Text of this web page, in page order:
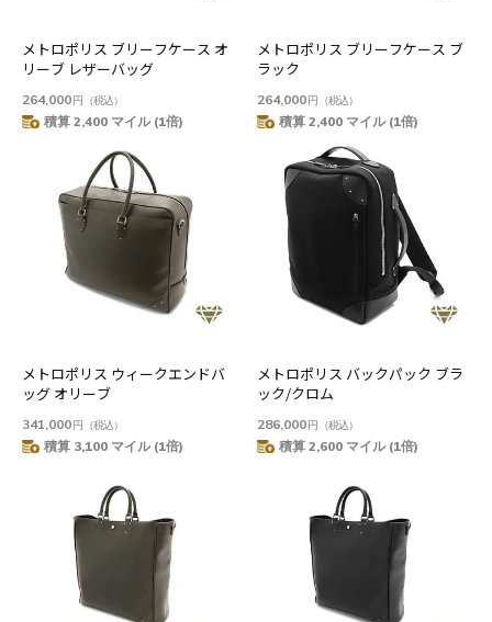
メトロポリス ブリーフケース オ
リーブ レザーバッグ
264,000円 （税込）
積算 2,400 マイル (1倍)
メトロポリス ブリーフケース ブ
ラック
264,000円 （税込）
積算 2,400 マイル (1倍)
メトロポリス ウィークエンドバ
ッグ オリーブ
341,000円 （税込）
積算 3,100 マイル (1倍)
メトロポリス バックパック ブラ
ック/クロム
286,000円 （税込）
積算 2,600 マイル (1倍)